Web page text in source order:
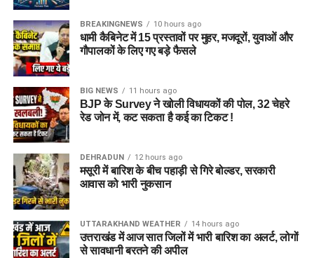
BREAKINGNEWS 10 hours ago
धामी कैबिनेट में 15 प्रस्तावों पर मुहर, मजदूरों, युवाओं और
गौपालकों के लिए गए बड़े फैसले
BIG NEWS 11 hours ago
BJP के Survey ने खोली विधायकों की पोल, 32 चेहरे
रेड जोन में, कट सकता है कई का टिकट !
DEHRADUN 12 hours ago
मसूरी में बारिश के बीच पहाड़ी से गिरे बोल्डर, सरकारी
आवास को भारी नुकसान
UTTARAKHAND WEATHER 14 hours ago
उत्तराखंड में आज सात जिलों में भारी बारिश का अलर्ट, लोगों
से सावधानी बरतने की अपील